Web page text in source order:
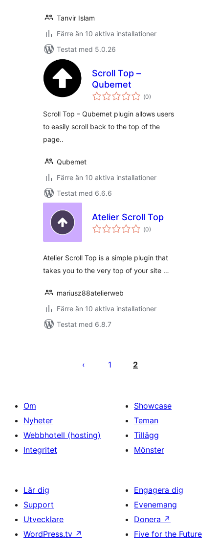
Tanvir Islam
Färre än 10 aktiva installationer
Testat med 5.0.26
Scroll Top –
Qubemet
(Totalt
antal
0)
Scroll Top – Qubemet plugin allows users
to easily scroll back to the top of the
page..
Qubemet
Färre än 10 aktiva installationer
Testat med 6.6.6
Atelier Scroll Top
(Totalt
antal
0)
Atelier Scroll Top is a simple plugin that
takes you to the very top of your site …
mariusz88atelierweb
Färre än 10 aktiva installationer
Testat med 6.8.7
1 2
Om
Nyheter
Webbhotell (hosting)
Integritet
Showcase
Teman
Tillägg
Mönster
Lär dig
Support
Utvecklare
WordPress.tv ↗
Engagera dig
Evenemang
Donera ↗
Five for the Future